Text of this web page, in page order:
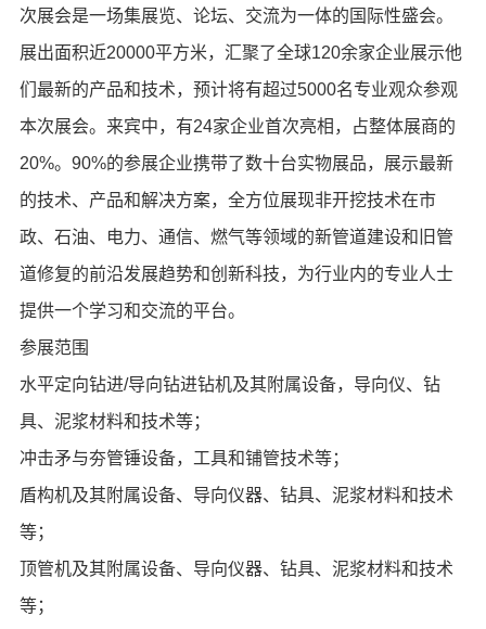
次展会是一场集展览、论坛、交流为一体的国际性盛会。
展出面积近20000平方米，汇聚了全球120余家企业展示他
们最新的产品和技术，预计将有超过5000名专业观众参观
本次展会。来宾中，有24家企业首次亮相，占整体展商的
20%。90%的参展企业携带了数十台实物展品，展示最新
的技术、产品和解决方案，全方位展现非开挖技术在市
政、石油、电力、通信、燃气等领域的新管道建设和旧管
道修复的前沿发展趋势和创新科技，为行业内的专业人士
提供一个学习和交流的平台。
参展范围
水平定向钻进/导向钻进钻机及其附属设备，导向仪、钻
具、泥浆材料和技术等；
冲击矛与夯管锤设备，工具和铺管技术等；
盾构机及其附属设备、导向仪器、钻具、泥浆材料和技术
等；
顶管机及其附属设备、导向仪器、钻具、泥浆材料和技术
等；